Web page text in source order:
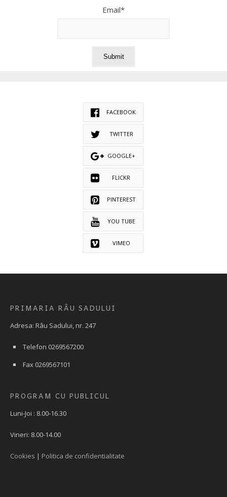
Email*
FACEBOOK
TWITTER
GOOGLE+
FLICKR
PINTEREST
YOU TUBE
VIMEO
PRIMARIA RÂU SADULUI
Adresa: Râu Sadului, nr. 247
Telefon 0269567200
Fax 0269567101
PROGRAM CU PUBLICUL
Luni-Joi : 8.00-16.30
Vineri: 8.00-14.00
Cookies | Politica de confidentialitate